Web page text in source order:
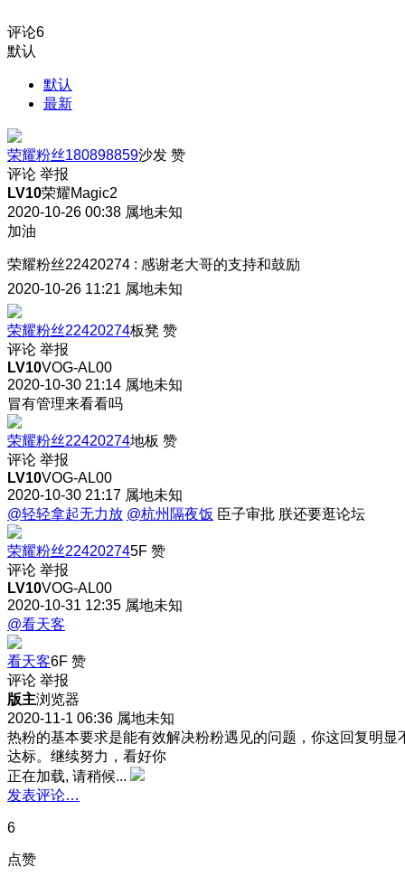
评论6
默认
默认
最新
荣耀粉丝180898859沙发 赞
评论 举报
LV10荣耀Magic2
2020-10-26 00:38 属地未知
加油
荣耀粉丝22420274 : 感谢老大哥的支持和鼓励
2020-10-26 11:21 属地未知
荣耀粉丝22420274板凳 赞
评论 举报
LV10VOG-AL00
2020-10-30 21:14 属地未知
冒有管理来看看吗
荣耀粉丝22420274地板 赞
评论 举报
LV10VOG-AL00
2020-10-30 21:17 属地未知
@轻轻拿起无力放 @杭州隔夜饭 臣子审批 朕还要逛论坛
荣耀粉丝224202745F 赞
评论 举报
LV10VOG-AL00
2020-10-31 12:35 属地未知
@看天客
看天客6F 赞
评论 举报
版主浏览器
2020-11-1 06:36 属地未知
热粉的基本要求是能有效解决粉粉遇见的问题，你这回复明显
达标。继续努力，看好你
正在加载, 请稍候...
发表评论…
6
点赞